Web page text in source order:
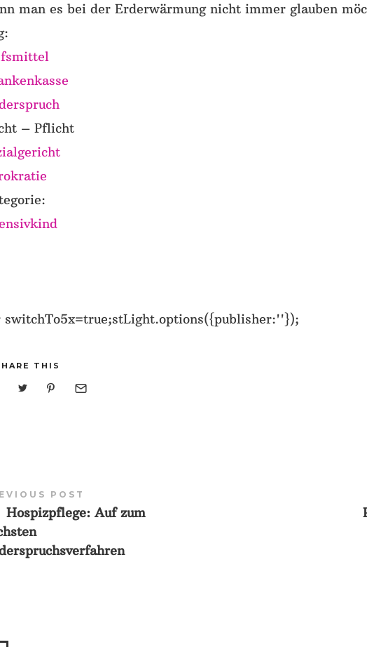
man es bei der Erderwärmung nicht immer glauben
– Pflicht
switchTo5x=true;stLight.options({publisher:''});
THIS
POST
Hospizpflege: Auf zum